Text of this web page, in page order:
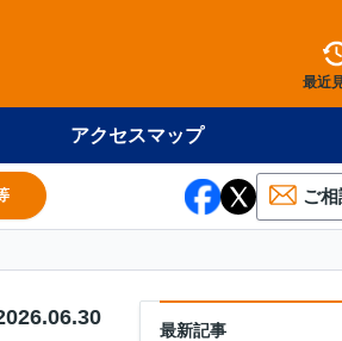
最近
アクセスマップ
ご
最新記事